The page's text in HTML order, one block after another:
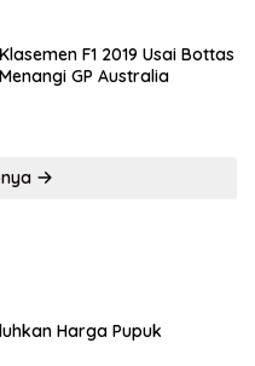
Klasemen F1 2019 Usai Bottas
Menangi GP Australia
Harga Pupuk